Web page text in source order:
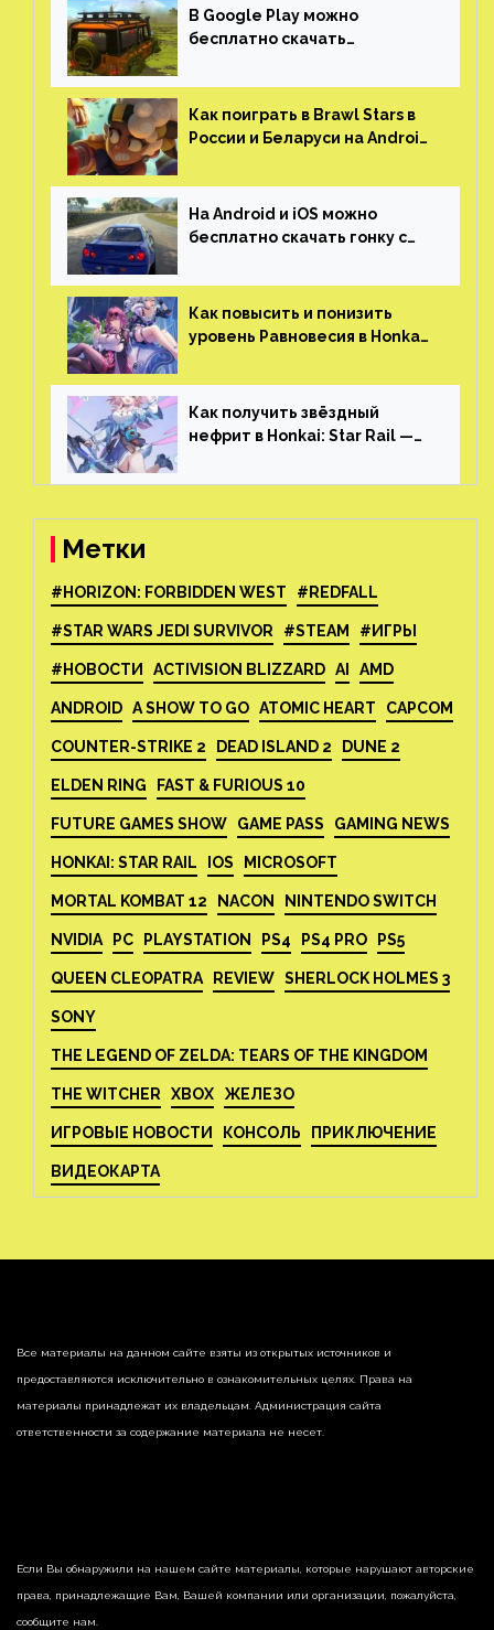
В Google Play можно
бесплатно скачать
открытым миром, прокачкой,
гонками и тюнингом машины
Как поиграть в Brawl Stars в
России и Беларуси на Android
На Android и iOS можно
бесплатно скачать гонку с
который больше, чем в
Skyrim и GTA: San Andreas
Как повысить и понизить
уровень Равновесия в Honkai:
Как получить звёздный
нефрит в Honkai: Star Rail —
Метки
#HORIZON: FORBIDDEN WEST #REDFALL
#STAR WARS JEDI SURVIVOR #STEAM #ИГРЫ
#НОВОСТИ ACTIVISION BLIZZARD AI AMD
ANDROID A SHOW TO GO ATOMIC HEART CAPCOM
COUNTER-STRIKE 2 DEAD ISLAND 2 DUNE 2
ELDEN RING FAST & FURIOUS 10
FUTURE GAMES SHOW GAME PASS GAMING NEWS
HONKAI: STAR RAIL IOS MICROSOFT
MORTAL KOMBAT 12 NACON NINTENDO SWITCH
NVIDIA PC PLAYSTATION PS4 PS4 PRO PS5
QUEEN CLEOPATRA REVIEW SHERLOCK HOLMES 3
SONY
THE LEGEND OF ZELDA: TEARS OF THE KINGDOM
THE WITCHER XBOX ЖЕЛЕЗО
ИГРОВЫЕ НОВОСТИ КОНСОЛЬ ПРИКЛЮЧЕНИЕ
ВИДЕОКАРТА
Все материалы на данном сайте взяты из открытых источников и
предоставляются исключительно в ознакомительных целях. Права на
материалы принадлежат их владельцам. Администрация сайта
ответственности за содержание материала не несет.
Если Вы обнаружили на нашем сайте материалы, которые нарушают авторские
права, принадлежащие Вам, Вашей компании или организации, пожалуйста,
сообщите нам.